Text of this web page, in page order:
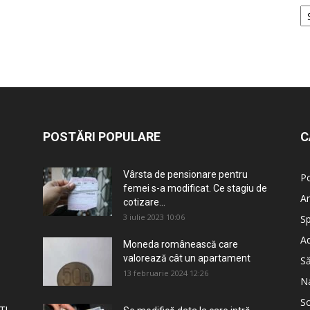
POSTĂRI POPULARE
Vârsta de pensionare pentru
femei s-a modificat. Ce stagiu de
cotizare...
3 iulie 2023 10:06
Moneda românească care
valorează cât un apartament
13 februarie 2024 12:26